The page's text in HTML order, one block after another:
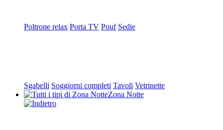
Poltrone relax Porta TV Pouf Sedie
Sgabelli Soggiorni completi Tavoli Vetrinette
Zona Notte